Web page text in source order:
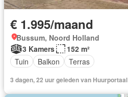
€ 1.995/maand
Bussum, Noord Holland
3 Kamers
152 m²
Tuin
Balkon Terras
3 dagen, 22 uur geleden van Huurportaal